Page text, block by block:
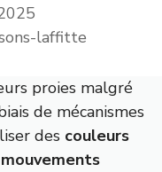
laffitte
proies malgré
de mécanismes
des couleurs
mouvements